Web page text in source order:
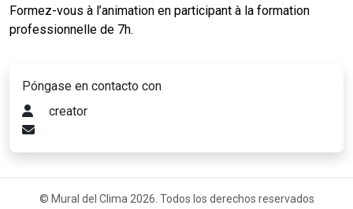
Formez-vous à l’animation en participant à la formation
professionnelle de 7h.
Póngase en contacto con
creator
© Mural del Clima 2026. Todos los derechos reservados